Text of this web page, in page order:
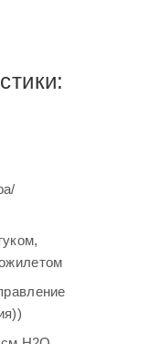
H
0 - 5 сек
0 - 20 Гц,
Medium / High
на 8 Гб